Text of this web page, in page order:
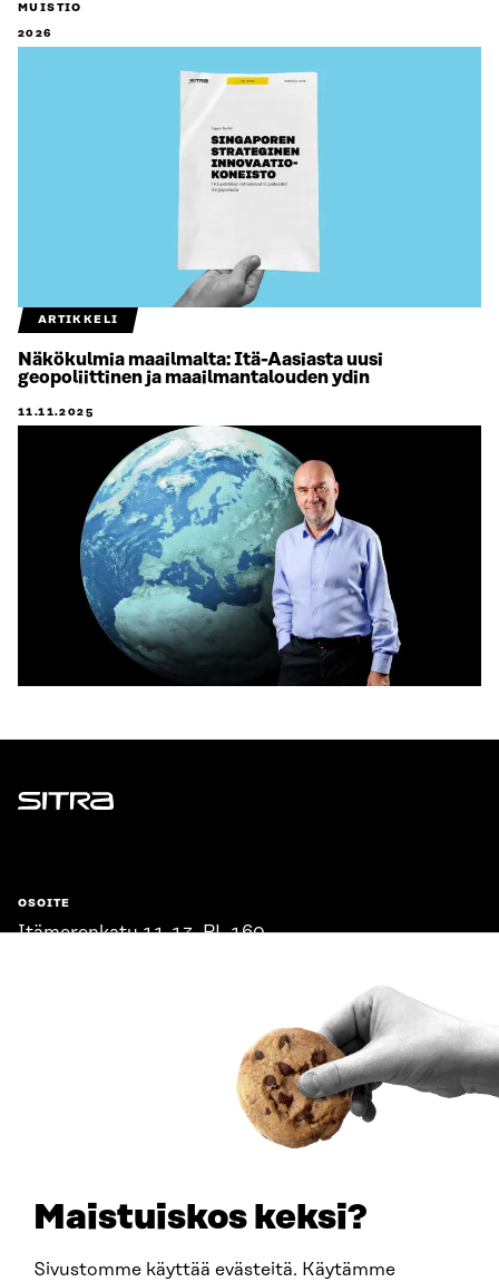
Maistuiskos keksi?
Sivustomme käyttää evästeitä. Käytämme
MUISTIO
2026
ARTIKKELI
Näkökulmia maailmalta: Itä-Aasiasta uusi
geopoliittinen ja maailmantalouden ydin
11.11.2025
Sitra
OSOITE
Itämerenkatu 11-13, PL 160,